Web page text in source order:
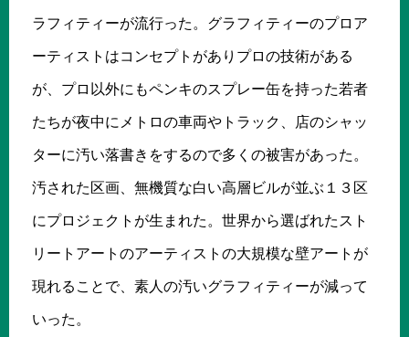
ラフィティーが流行った。グラフィティーのプロア
ーティストはコンセプトがありプロの技術がある
が、プロ以外にもペンキのスプレー缶を持った若者
たちが夜中にメトロの車両やトラック、店のシャッ
ターに汚い落書きをするので多くの被害があった。
汚された区画、無機質な白い高層ビルが並ぶ１３区
にプロジェクトが生まれた。世界から選ばれたスト
リートアートのアーティストの大規模な壁アートが
現れることで、素人の汚いグラフィティーが減って
いった。